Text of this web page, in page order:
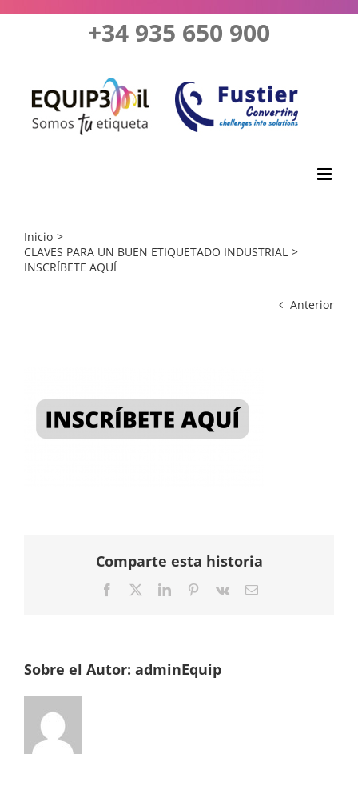
+34 935 650 900
Inicio
CLAVES PARA UN BUEN ETIQUETADO INDUSTRIAL
INSCRÍBETE AQUÍ
Anterior
Comparte esta historia
Facebook
TwitterLinkedInPinterest
Vk
Correo
Sobre el Autor: adminEquip